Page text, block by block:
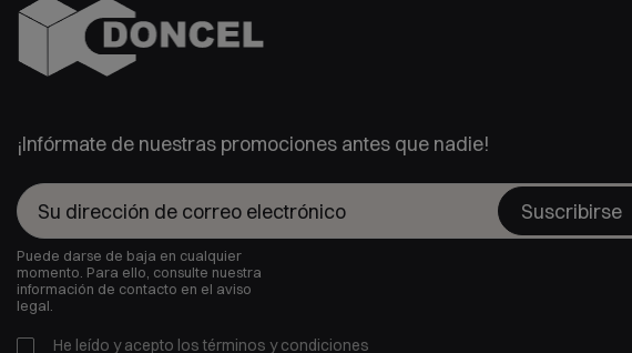
¡Infórmate de nuestras promociones antes que nadie!
Suscribirse
Puede darse de baja en cualquier
momento. Para ello, consulte nuestra
información de contacto en el aviso
legal.
He leído y acepto los términos y condiciones